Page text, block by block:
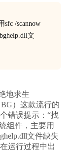
/scannow
文
地求生
）这款流行的
错误提示：“找
组件，主要用
文件缺失
运行过程中出